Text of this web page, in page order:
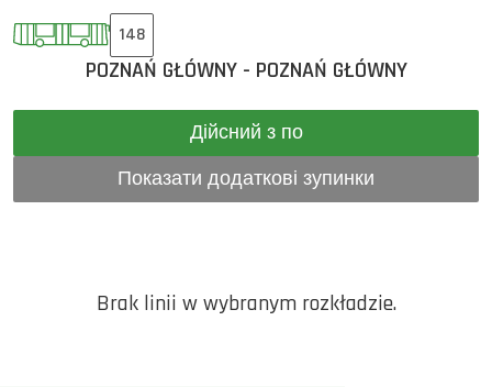
148
POZNAŃ GŁÓWNY - POZNAŃ GŁÓWNY
Дійсний з по
Показати додаткові зупинки
Brak linii w wybranym rozkładzie.